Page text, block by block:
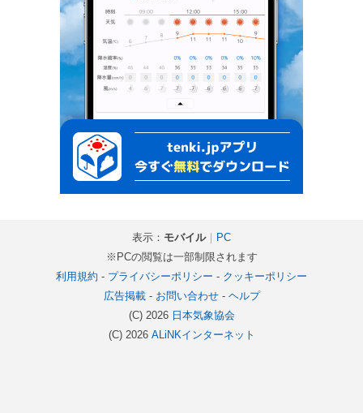
表示： モバイル｜ PC
※PCの閲覧は一部制限されます
利用規約 - プライバシーポリシー - クッキーポリシー
広告掲載- お問い合わせ- ヘルプ
(C) 2026 日本気象協会
(C) 2026 ALiNKインターネット